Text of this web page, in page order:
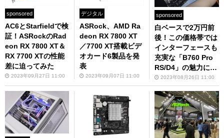
sponsored
AC6とStarfieldで検
証！ASRockのRad
eon RX 7800 XT＆
RX 7700 XTの性能
差に迫ってみた
2023年09月27日 11:00
デジタル
ASRock、AMD Ra
deon RX 7800 XT
／7700 XT搭載ビデ
オカード6製品を発
表
2023年09月07日 11:00
sponsored
白ベースで2万円前
後！この価格帯では
インターフェースも
充実な「B760 Pro
RS/D4」の魅力に迫
る2023年08月26日 11:00